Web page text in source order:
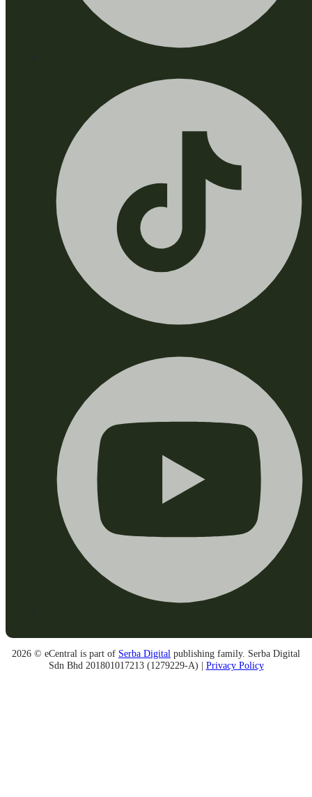
2026 © eCentral is part of Serba Digital publishing family. Serba Digital
Sdn Bhd 201801017213 (1279229-A) | Privacy Policy